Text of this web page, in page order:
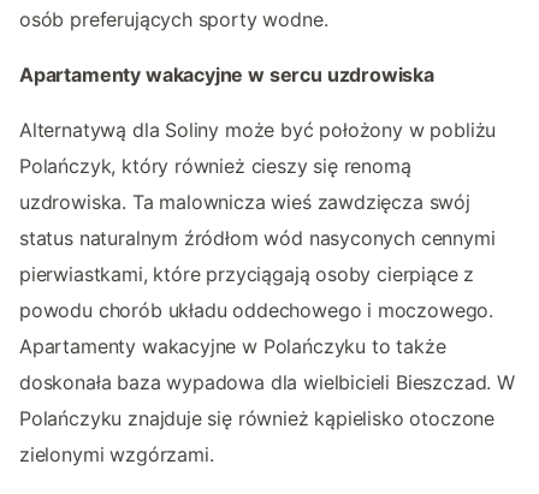
osób preferujących sporty wodne.
Apartamenty wakacyjne w sercu uzdrowiska
Alternatywą dla Soliny może być położony w pobliżu
Polańczyk, który również cieszy się renomą
uzdrowiska. Ta malownicza wieś zawdzięcza swój
status naturalnym źródłom wód nasyconych cennymi
pierwiastkami, które przyciągają osoby cierpiące z
powodu chorób układu oddechowego i moczowego.
Apartamenty wakacyjne w Polańczyku to także
doskonała baza wypadowa dla wielbicieli Bieszczad. W
Polańczyku znajduje się również kąpielisko otoczone
zielonymi wzgórzami.